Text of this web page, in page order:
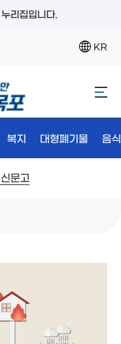
리집입니다.
KR
복지 대형폐기물 음
문고